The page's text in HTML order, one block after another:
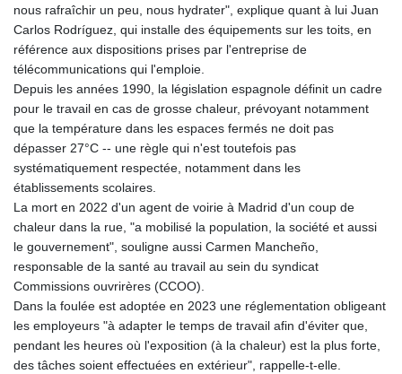
nous rafraîchir un peu, nous hydrater", explique quant à lui Juan
Carlos Rodríguez, qui installe des équipements sur les toits, en
référence aux dispositions prises par l'entreprise de
télécommunications qui l'emploie.
Depuis les années 1990, la législation espagnole définit un cadre
pour le travail en cas de grosse chaleur, prévoyant notamment
que la température dans les espaces fermés ne doit pas
dépasser 27°C -- une règle qui n'est toutefois pas
systématiquement respectée, notamment dans les
établissements scolaires.
La mort en 2022 d'un agent de voirie à Madrid d'un coup de
chaleur dans la rue, "a mobilisé la population, la société et aussi
le gouvernement", souligne aussi Carmen Mancheño,
responsable de la santé au travail au sein du syndicat
Commissions ouvrirères (CCOO).
Dans la foulée est adoptée en 2023 une réglementation obligeant
les employeurs "à adapter le temps de travail afin d'éviter que,
pendant les heures où l'exposition (à la chaleur) est la plus forte,
des tâches soient effectuées en extérieur", rappelle-t-elle.